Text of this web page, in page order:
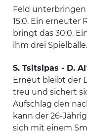
Feld unterbringen
15:0. Ein erneuter
bringt das 30:0.
ihm drei Spielbälle.
S. Tsitsipas - D.
Erneut bleibt der
treu und sichert
Aufschlag den
kann der 26-
sich mit einem